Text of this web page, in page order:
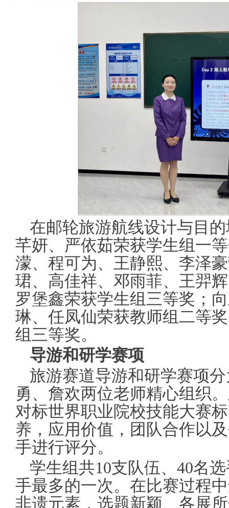
在邮轮旅游航线设计与目
芊妍、严依茹荣获学生组一
濛、程可为、王静熙、李泽
珺、高佳祥、邓雨菲、王羿
罗堡鑫荣获学生组三等奖；
琳、任凤仙荣获教师组二等
组三等奖。
导游和研学赛项
旅游赛道导游和研学赛项
勇、詹欢两位老师精心组织
对标世界职业院校技能大赛
养，应用价值，团队合作以
手进行评分。
学生组共10支队伍、40名
手最多的一次。在比赛过程
非遗元素，选题新颖、各展